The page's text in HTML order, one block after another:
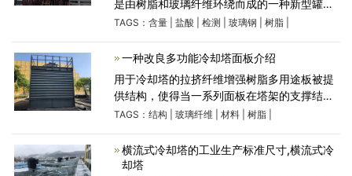
是由树脂和玻璃纤维环绕而成的一种新型罐
体，其耐腐蚀，高强度，运用寿命长。可是虽
成分，可是并不知道含量是
TAGS： 含量| 盐酸 检测 玻璃钢 树脂|
一种改良多功能冷却塔面板介绍
用于冷却塔的拉挤纤维增强树脂多用途板被提
供结构，使得当一系列面板在塔架的支撑结构
上以旁边的关系安装时，它们可用于形成甲板
分，以及两个纵向延
TAGS： 结构 玻璃纤维| 材料| 树脂|
横流式冷却塔的工业生产标准尺寸,横流式冷
却塔